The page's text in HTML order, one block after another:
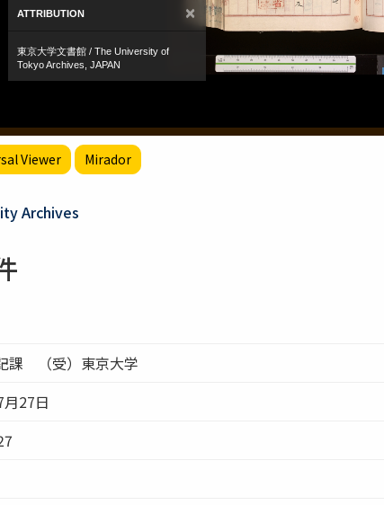
Viewer Mirador
Archives
課 （受）東京大学
27日